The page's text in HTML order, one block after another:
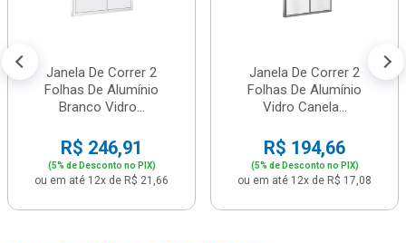
Janela De Correr 2
Folhas De Alumínio
Branco Vidro...
R$ 246,91
(5% de Desconto no PIX)
ou em até 12x de R$ 21,66
Janela De Correr 2
Folhas De Alumínio
Vidro Canela...
R$ 194,66
(5% de Desconto no PIX)
ou em até 12x de R$ 17,08